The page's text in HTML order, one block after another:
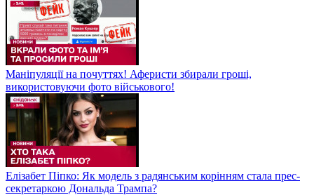
Маніпуляції на почуттях! Аферисти збирали гроші,
використовуючи фото військового!
Елізабет Піпко: Як модель з радянським корінням стала прес-
секретаркою Дональда Трампа?